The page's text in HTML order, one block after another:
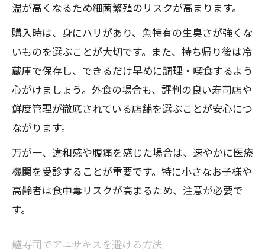
温が高くなるため細菌繁殖のリスクが高まります。
購入時は、身にハリがあり、魚特有の生臭さが強くな
いものを選ぶことが大切です。また、持ち帰り後は冷
蔵庫で保存し、できるだけ早めに調理・喫食するよう
心がけましょう。外食の場合も、評判の良い寿司店や
鮮度管理が徹底されている店舗を選ぶことが安心につ
ながります。
万が一、違和感や腹痛を感じた場合は、速やかに医療
機関を受診することが重要です。特に小さなお子様や
高齢者は食中毒リスクが高まるため、注意が必要で
す。
鱸寿司でアニサキスを避ける方法